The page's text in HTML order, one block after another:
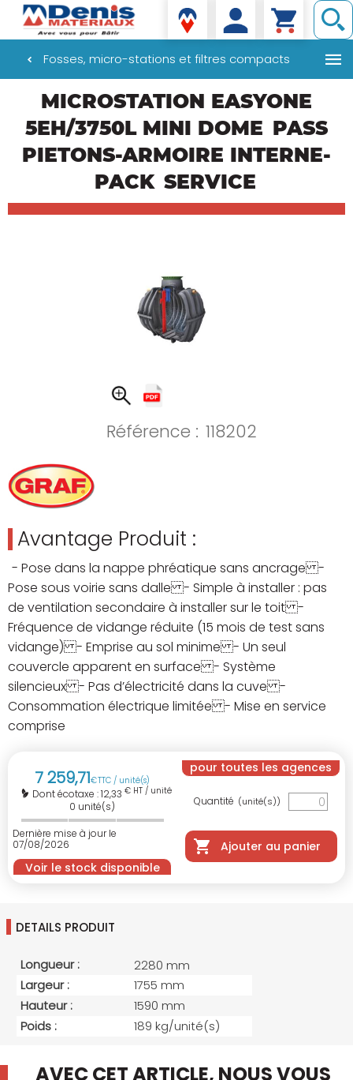
principal
Denis matériaux
Fosses, micro-stations et filtres compacts
MICROSTATION EASYONE
5EH/3750L MINI DOME PASS
PIETONS-ARMOIRE INTERNE-
PACK SERVICE
Référence : 118202
Avantage Produit :
- Pose dans la nappe phréatique sans ancrage -
Pose sous voirie sans dalle - Simple à installer : pas
de ventilation secondaire à installer sur le toit -
Fréquence de vidange réduite (15 mois de test sans
vidange) - Emprise au sol minime - Un seul
couvercle apparent en surface - Système
silencieux - Pas d’électricité dans la cuve -
Consommation électrique limitée - Mise en service
comprise
7 259,71€TTC / unité(s)
Dont écotaxe :12,33 € HT / unité(s)
0 unité(s)
Dernière mise à jour le
07/08/2026
Voir le stock disponible
pour toutes les agences
Quantité (unité(s))
Ajouter au panier
DETAILS PRODUIT
Longueur :
2280 mm
Largeur :
1755 mm
Hauteur :
1590 mm
Poids :
189 kg/unité(s)
AVEC CET ARTICLE, NOUS VOUS